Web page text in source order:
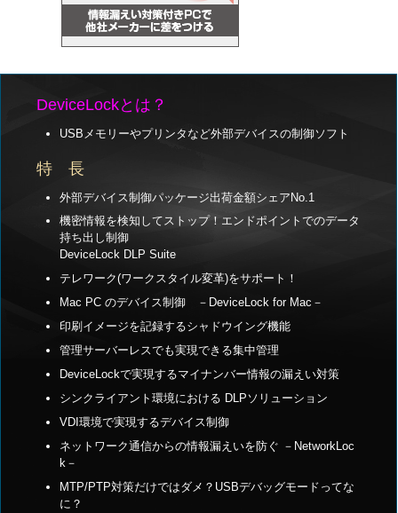
DeviceLockとは？
USBメモリーやプリンタなど外部デバイスの制御ソフト
特 長
外部デバイス制御パッケージ出荷金額シェアNo.1
機密情報を検知してストップ！エンドポイントでのデータ
持ち出し制御
DeviceLock DLP Suite
テレワーク(ワークスタイル変革)をサポート！
Mac PC のデバイス制御 －DeviceLock for Mac－
印刷イメージを記録するシャドウイング機能
管理サーバーレスでも実現できる集中管理
DeviceLockで実現するマイナンバー情報の漏えい対策
シンクライアント環境における DLPソリューション
VDI環境で実現するデバイス制御
ネットワーク通信からの情報漏えいを防ぐ －NetworkLoc
k－
MTP/PTP対策だけではダメ？USBデバッグモードってな
に？